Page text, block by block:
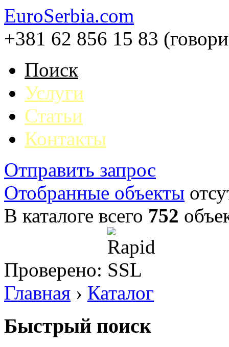
EuroSerbia.com
+381 62 856 15 83
Поиск
Услуги
Статьи
Контакты
Отправить запрос
Отобранные объекты
В каталоге всего 752
Проверено:
Главная › Каталог
Быстрый поиск